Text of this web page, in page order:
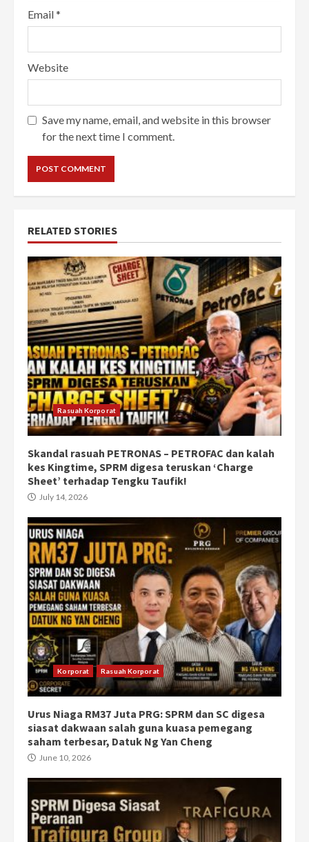
Email*
Website
Save my name, email, and website in this browser
for the next time I comment.
RELATED STORIES
Rasuah Korporat
Skandal rasuah PETRONAS – PETROFAC dan kalah
kes Kingtime, SPRM digesa teruskan ‘Charge
Sheet’ terhadap Tengku Taufik!
July 14, 2026
Korporat Rasuah Korporat
Urus Niaga RM37 Juta PRG: SPRM dan SC digesa
siasat dakwaan salah guna kuasa pemegang
saham terbesar, Datuk Ng Yan Cheng
June 10, 2026